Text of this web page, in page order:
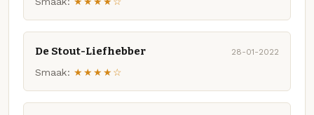
De Stout-Liefhebber 28-01-2022
Smaak: ★★★★☆